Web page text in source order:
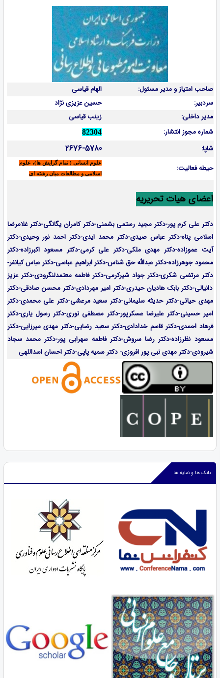
صاحب امتیاز و مدیر مسئول:
الهام قیاسی
سردبیر:
حسین عزیزی نژاد
مدیر داخلی:
زینب قیاسی
شماره مجوز انتشار:
82304
شاپا: 2676-5780
حیطه فعالیت:
علوم انسانی ( تمام گرایش ها)، علوم
اسلامی و مطالعات میان رشته ای
اعضای هیات تحریریه
دکتر علی کرم پور-دکتر مجید رستمی بشمنی-دکتر کامران یگانگی-دکتر غلامرضا
اسلامی پناه-دکتر عباس صیدی-دکتر محمد ایدی-دکتر احمد نور وحیدی-دکتر
آیت عموزاده-دکتر مهدی ملکی-دکتر علی کرمی-دکتر مسعود اکبرزاده-دکتر
محمود جوهرزاده-دکتر عبدالله حق شناس-دکتر ابراهیم عباسی-دکتر عباس کیانفر-
دکتر مرتضی شکری-دکتر جواد شیرکرمی-دکتر فاطمه معتمدلنگرودی-دکتر عزیز
دانیالی-دکتر بابک هادیان حیدری-دکتر امیر مهردادی-دکتر محسن صادقی-دکتر
مهدی حیاتی-دکتر حدیثه سلیمانی-دکتر سعید مرعشی-دکتر علی محمدی-دکتر
امیر حسینی-دکتر علیرضا عسکرپور-دکتر مصطفی نوری-دکتر رسول یاری-دکتر
فرهاد احمدی-دکتر قاسم خدادادی-دکتر سعید رضایی-دکتر مهدی میرزایی-دکتر
مسعود نظرزاده-دکتر رضا سروش-دکتر فاطمه سهرابی پور-دکتر محمد سجاد
شیرودی-دکتر مهدی نبی پور افروزی- دکتر سمیه پاپی-دکتر احسان اسداللهی
بانک ها و نمایه ها